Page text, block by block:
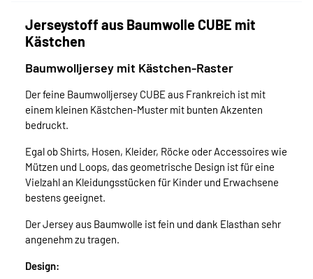
Jerseystoff aus Baumwolle CUBE mit
Kästchen
Baumwolljersey mit Kästchen-Raster
Der feine Baumwolljersey CUBE aus Frankreich ist mit
einem kleinen Kästchen-Muster mit bunten Akzenten
bedruckt.
Egal ob Shirts, Hosen, Kleider, Röcke oder Accessoires wie
Mützen und Loops, das geometrische Design ist für eine
Vielzahl an Kleidungsstücken für Kinder und Erwachsene
bestens geeignet.
Der Jersey aus Baumwolle ist fein und dank Elasthan sehr
angenehm zu tragen.
Design: